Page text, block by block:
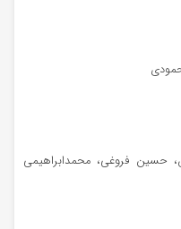
حسین فروغی، محمدابراهیمی